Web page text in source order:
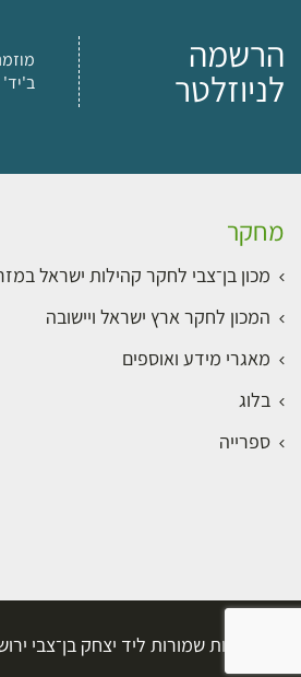
הרשמה
לניוזלטר
ב'יד'
מחקר
מכון בן־צבי לחקר קהילות ישראל
המכון לחקר ארץ ישראל ויישובה
מאגרי מידע ואוספים
בלוג
ספרייה
כל הזכויות שמורות ליד יצחק בן־צבי